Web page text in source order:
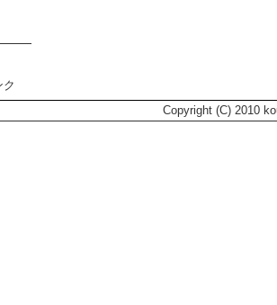
ク
Copyright (C) 2010